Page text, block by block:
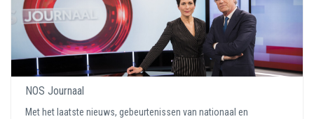
NOS Journaal
Met het laatste nieuws, gebeurtenissen van nationaal en